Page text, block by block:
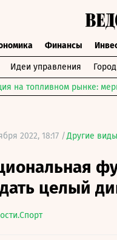
Финансы
Идеи управления Город
на топливном рынке:
2022, 18:17 /Другие виды
целый